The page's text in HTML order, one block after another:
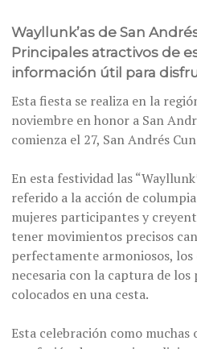
Wayllunk’as de San
Principales atractivos de
información útil para
Esta fiesta se realiza en la
noviembre en honor a San
comienza el 27, San Andrés
En esta festividad las
referido a la acción de
mujeres participantes y
tener movimientos precisos
perfectamente armoniosos,
necesaria con la captura de los
colocados en una cesta.
Esta celebración como muchas